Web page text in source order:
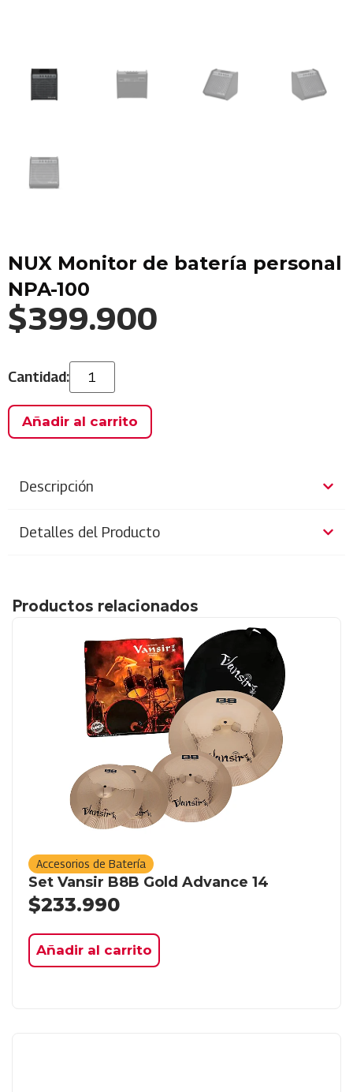
NUX Monitor de batería personal
NPA-100
$399.900
Añadir al carrito
Descripción
Detalles del Producto
Productos relacionados
Accesorios de Batería
Set Vansir B8B Gold Advance 14
$233.990
Añadir al carrito